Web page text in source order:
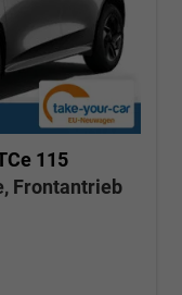
115
Frontantrieb